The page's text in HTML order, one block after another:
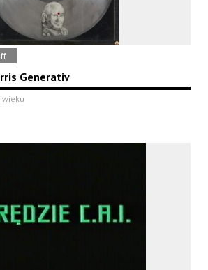
Generativ
wieku